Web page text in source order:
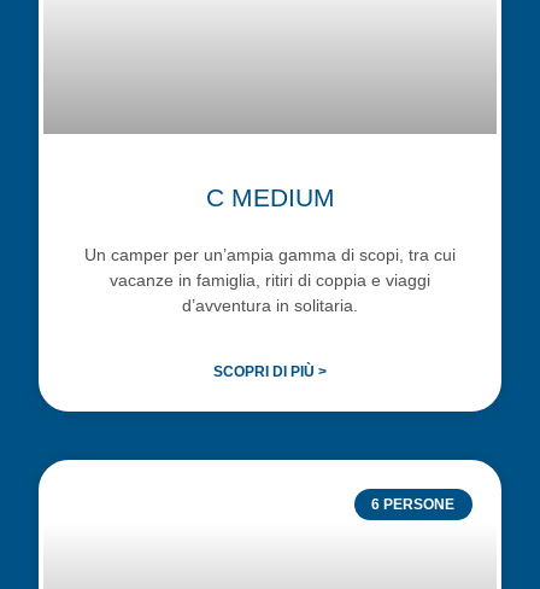
C MEDIUM
Un camper per un’ampia gamma di scopi, tra cui
vacanze in famiglia, ritiri di coppia e viaggi
d’avventura in solitaria.
SCOPRI DI PIÙ >
6 PERSONE